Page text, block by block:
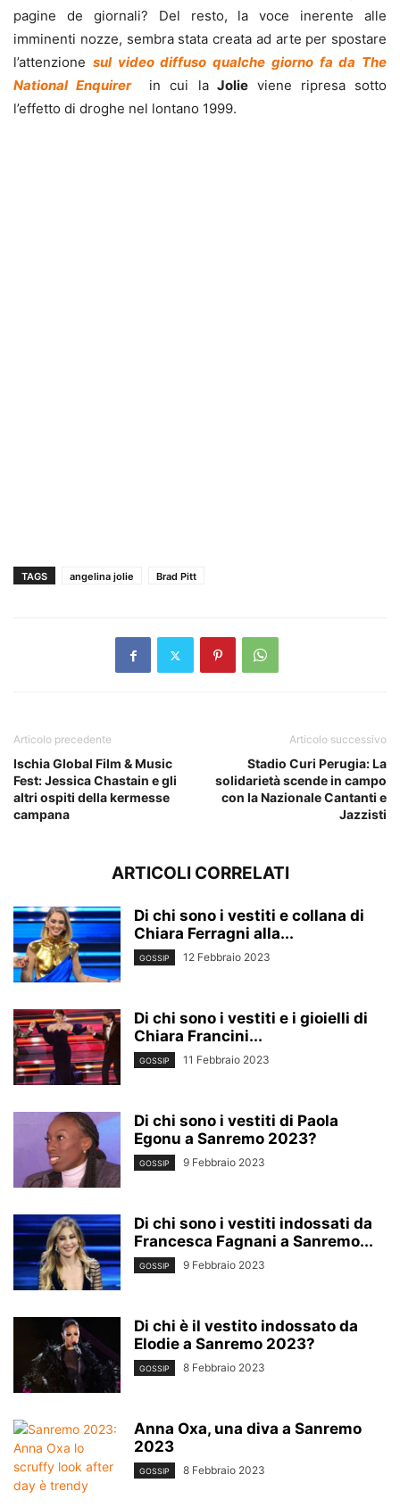
pagine de giornali? Del resto, la voce inerente alle
imminenti nozze, sembra stata creata ad arte per spostare
l’attenzione sul video diffuso qualche giorno fa da The
National Enquirerin cui laJolieviene ripresa sotto
l’effetto di droghe nel lontano 1999.
TAGS angelina jolie Brad Pitt
Articolo precedente
Ischia Global Film & Music
Fest: Jessica Chastain e gli
altri ospiti della kermesse
campana
Articolo successivo
Stadio Curi Perugia: La
solidarietà scende in campo
con la Nazionale Cantanti e
Jazzisti
ARTICOLI CORRELATI
Di chi sono i vestiti e collana di
Chiara Ferragni alla...
GOSSIP 12 Febbraio 2023
Di chi sono i vestiti e i gioielli di
Chiara Francini...
GOSSIP 11 Febbraio 2023
Di chi sono i vestiti di Paola
Egonu a Sanremo 2023?
GOSSIP 9 Febbraio 2023
Di chi sono i vestiti indossati da
Francesca Fagnani a Sanremo...
GOSSIP 9 Febbraio 2023
Di chi è il vestito indossato da
Elodie a Sanremo 2023?
GOSSIP 8 Febbraio 2023
Anna Oxa, una diva a Sanremo
2023
GOSSIP 8 Febbraio 2023